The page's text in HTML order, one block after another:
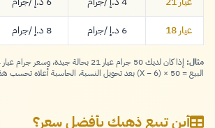
4 درهم 6 درهم
عيار 18
6 درهم
6 د.إ /جرام 8 درهم
8 د.إ /جرام
مثال:
البيع = 50 × (X − 6) بعد تحويل النسبة. الحاسبة أعلاه تحسب هذا تلقائياً.
أين تبيع ذهبك بأفضل سعر؟